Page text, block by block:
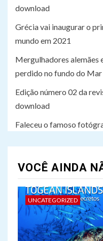
download
Grécia vai inaugurar o
mundo em 2021
Mergulhadores alemães
perdido no fundo do
Edição número 02 da
download
Faleceu o famoso
VOCÊ AINDA
UNCATEGORIZED